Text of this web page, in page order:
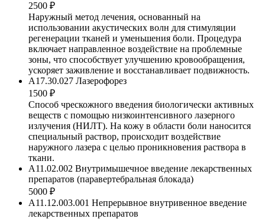
2500 ₽
Наружный метод лечения, основанный на
использовании акустических волн для стимуляции
регенерации тканей и уменьшения боли. Процедура
включает направленное воздействие на проблемные
зоны, что способствует улучшению кровообращения,
ускоряет заживление и восстанавливает подвижность.
A17.30.027 Лазерофорез
1500 ₽
Способ чрескожного введения биологически активных
веществ с помощью низкоинтенсивного лазерного
излучения (НИЛТ). На кожу в области боли наносится
специальный раствор, происходит воздействие
наружного лазера с целью проникновения раствора в
ткани.
A11.02.002 Внутримышечное введение лекарственных
препаратов (паравертебральная блокада)
5000 ₽
A11.12.003.001 Непрерывное внутривенное введение
лекарственных препаратов